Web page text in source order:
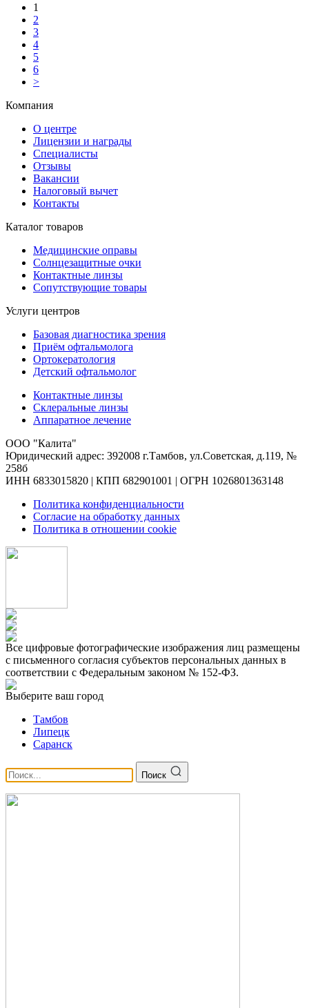
1
2
3
4
5
6
>
Компания
О центре
Лицензии и награды
Специалисты
Отзывы
Вакансии
Налоговый вычет
Контакты
Каталог товаров
Медицинские оправы
Солнцезащитные очки
Контактные линзы
Сопутствующие товары
Услуги центров
Базовая диагностика зрения
Приём офтальмолога
Ортокератология
Детский офтальмолог
Контактные линзы
Склеральные линзы
Аппаратное лечение
ООО "Калита"
Юридический адрес: 392008 г.Тамбов, ул.Советская, д.119, №
258б
ИНН 6833015820 | КПП 682901001 | ОГРН 1026801363148
Политика конфиденциальности
Согласие на обработку данных
Политика в отношении cookie
Все цифровые фотографические изображения лиц размещены
с письменного согласия субъектов персональных данных в
соответствии с Федеральным законом № 152-ФЗ.
Выберите ваш город
Тамбов
Липецк
Саранск
Поиск